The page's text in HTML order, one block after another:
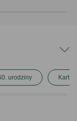
urodziny Kartki